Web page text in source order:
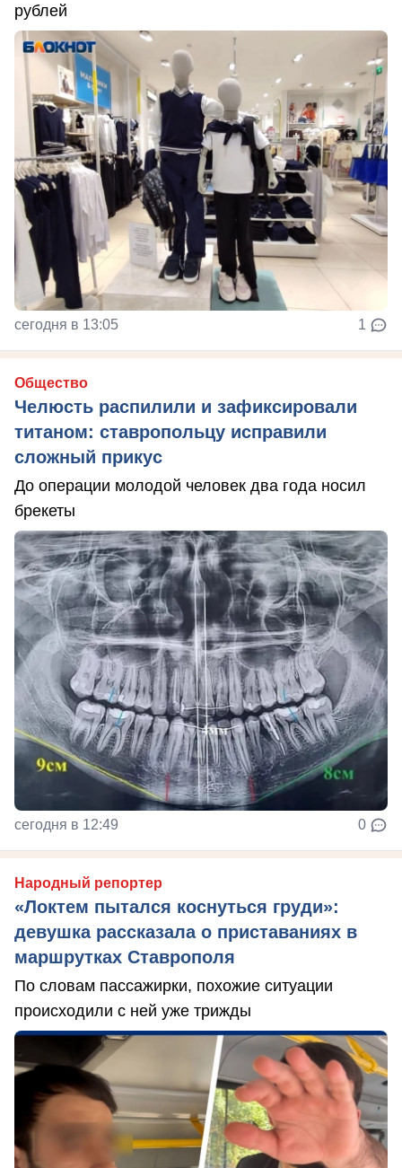
рублей
сегодня в 13:05 1
Общество
Челюсть распилили и зафиксировали
титаном: ставропольцу исправили
сложный прикус
До операции молодой человек два года носил
брекеты
сегодня в 12:49 0
Народный репортер
«Локтем пытался коснуться груди»:
девушка рассказала о приставаниях в
маршрутках Ставрополя
По словам пассажирки, похожие ситуации
происходили с ней уже трижды